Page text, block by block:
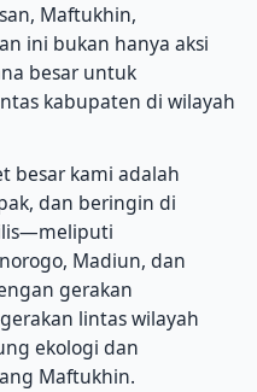
Maftukhin,
ini bukan hanya aksi
besar untuk
kabupaten di wilayah
besar kami adalah
dan beringin di
Madiun, dan
gerakan
gerakan lintas wilayah
ekologi dan
Maftukhin.